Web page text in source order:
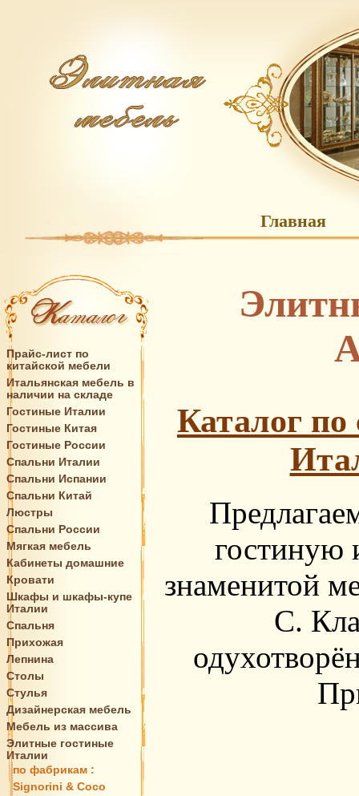
Главная
Прайс-лист по
китайской мебели
Итальянская мебель в
наличии на складе
Гостиные Италии
Гостиные Китая
Гостиные России
Спальни Италии
Спальни Испании
Спальни Китай
Люстры
Спальни России
Мягкая мебель
Кабинеты домашние
Кровати
Шкафы и шкафы-купе
Италии
Спальня
Прихожая
Лепнина
Столы
Стулья
Дизайнерская мебель
Мебель из массива
Элитные гостиные
Италии
по фабрикам :
Signorini & Coco
Каталог по
гостиную
знаменитой
C.